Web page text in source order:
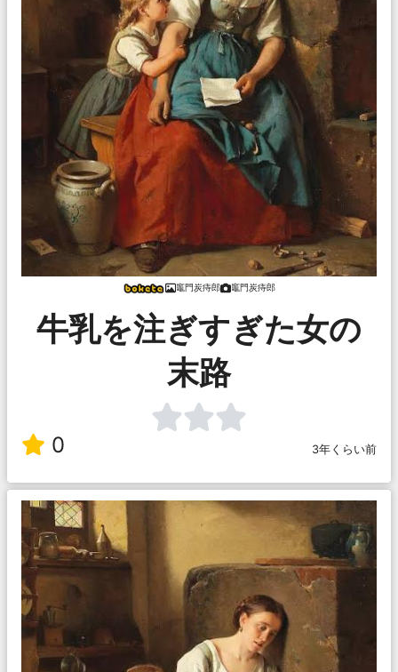
竈門炭痔郎 竈門炭痔郎
牛乳を注ぎすぎた女の
末路
0 3年くらい前